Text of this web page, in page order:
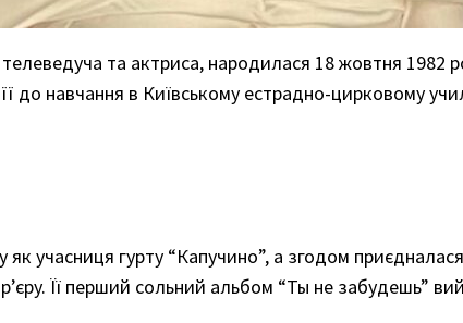
та актриса, народилася 18 жовтня 1982
до навчання в Київському естрадно-цирковому
учасниця гурту “Капучино”, а згодом
Її перший сольний альбом “Ты не забудешь”